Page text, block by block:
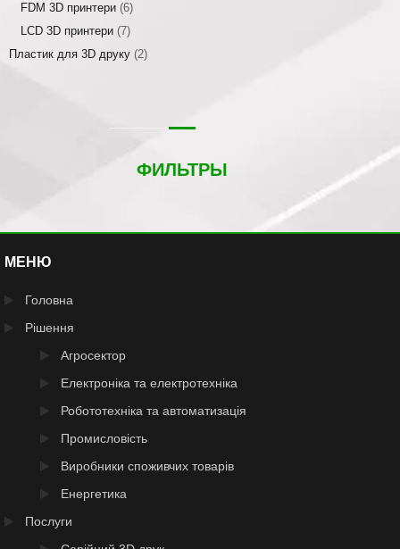
FDM 3D принтери (6)
LCD 3D принтери (7)
Пластик для 3D друку (2)
ФИЛЬТРЫ
МЕНЮ
Головна
Рішення
Агросектор
Електроніка та електротехніка
Робототехніка та автоматизація
Промисловість
Виробники споживчих товарів
Енергетика
Послуги